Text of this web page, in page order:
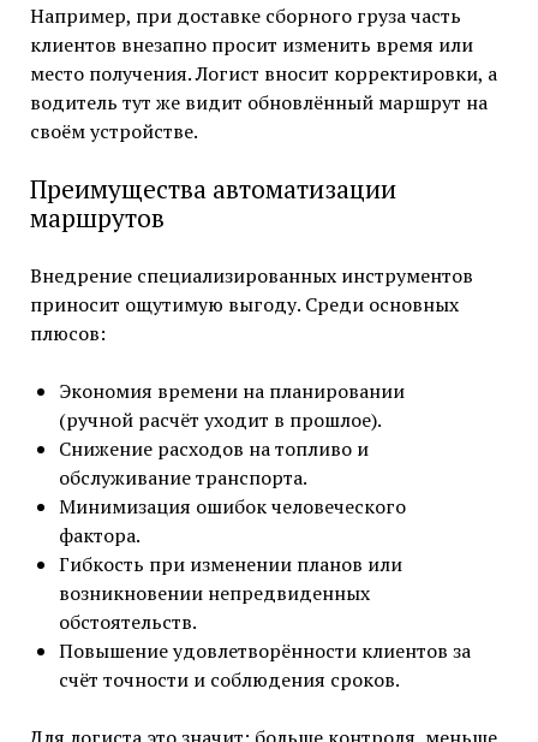
Например, при доставке сборного груза часть
клиентов внезапно просит изменить время или
место получения. Логист вносит корректировки, а
водитель тут же видит обновлённый маршрут на
своём устройстве.
Преимущества автоматизации
маршрутов
Внедрение специализированных инструментов
приносит ощутимую выгоду. Среди основных
плюсов:
Экономия времени на планировании
(ручной расчёт уходит в прошлое).
Снижение расходов на топливо и
обслуживание транспорта.
Минимизация ошибок человеческого
фактора.
Гибкость при изменении планов или
возникновении непредвиденных
обстоятельств.
Повышение удовлетворённости клиентов за
счёт точности и соблюдения сроков.